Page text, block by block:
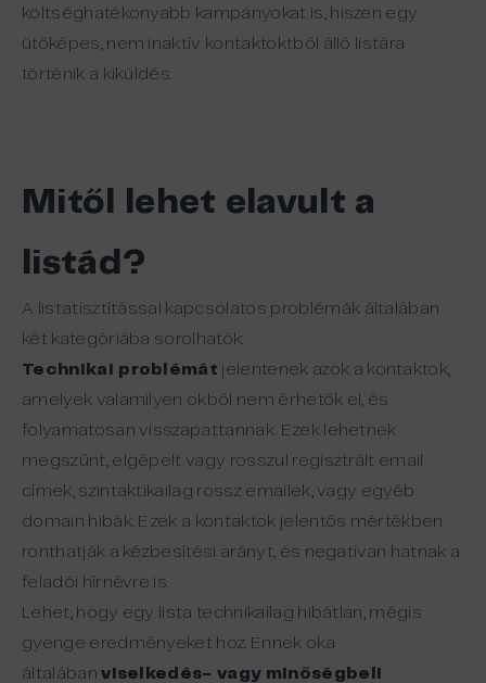
költséghatékonyabb kampányokat is, hiszen egy
ütőképes, nem inaktív kontaktoktból álló listára
történik a kiküldés.
Mitől lehet elavult a
listád ?
A listatisztítással kapcsolatos problémák általában
két kategóriába sorolhatók:
Technikai problémát jelentenek azok a kontaktok,
amelyek valamilyen okból nem érhetők el, és
folyamatosan visszapattannak. Ezek lehetnek
megszűnt, elgépelt vagy rosszul regisztrált email
címek, szintaktikailag rossz emailek, vagy egyéb
domain hibák. Ezek a kontaktok jelentős mértékben
ronthatják a kézbesítési arányt, és negatívan hatnak a
feladói hírnévre is.
Lehet, hogy egy lista technikailag hibátlan, mégis
gyenge eredményeket hoz. Ennek oka
általábanviselkedés- vagy minőségbeli